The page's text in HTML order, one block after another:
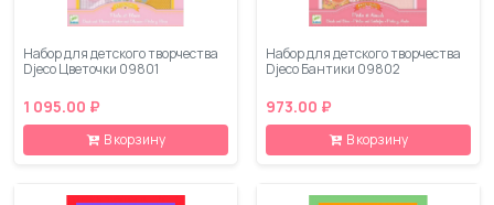
Набор для детского творчества
Djeco Цветочки 09801
1 095.00 ₽
В корзину
Набор для детского творчества
Djeco Бантики 09802
973.00 ₽
В корзину